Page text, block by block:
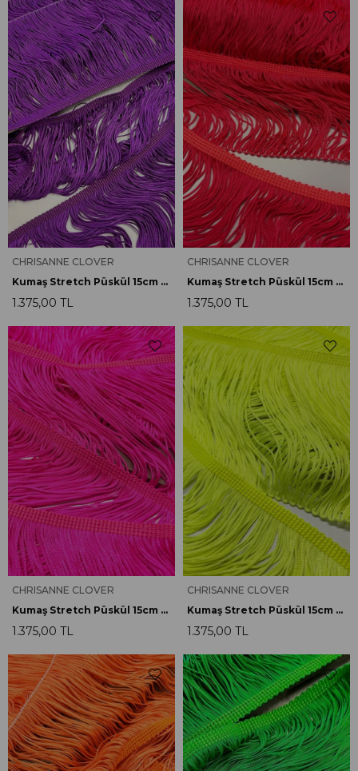
CHRISANNE CLOVER
Kumaş Stretch Püskül 15cm F.Fuşya
1.375,00 TL
CHRISANNE CLOVER
Kumaş Stretch Püskül 15cm F.Kırmızı
1.375,00 TL
CHRISANNE CLOVER
Kumaş Stretch Püskül 15cm F.Pembe
1.375,00 TL
CHRISANNE CLOVER
Kumaş Stretch Püskül 15cm F.Sarı
1.375,00 TL